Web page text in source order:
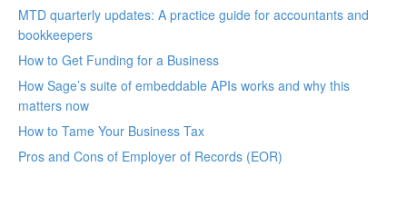
MTD quarterly updates: A practice guide for accountants and
bookkeepers
How to Get Funding for a Business
How Sage’s suite of embeddable APIs works and why this
matters now
How to Tame Your Business Tax
Pros and Cons of Employer of Records (EOR)